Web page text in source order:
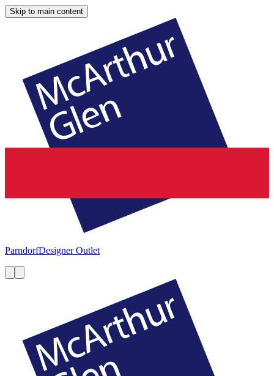
Skip to main content
ParndorfDesigner Outlet